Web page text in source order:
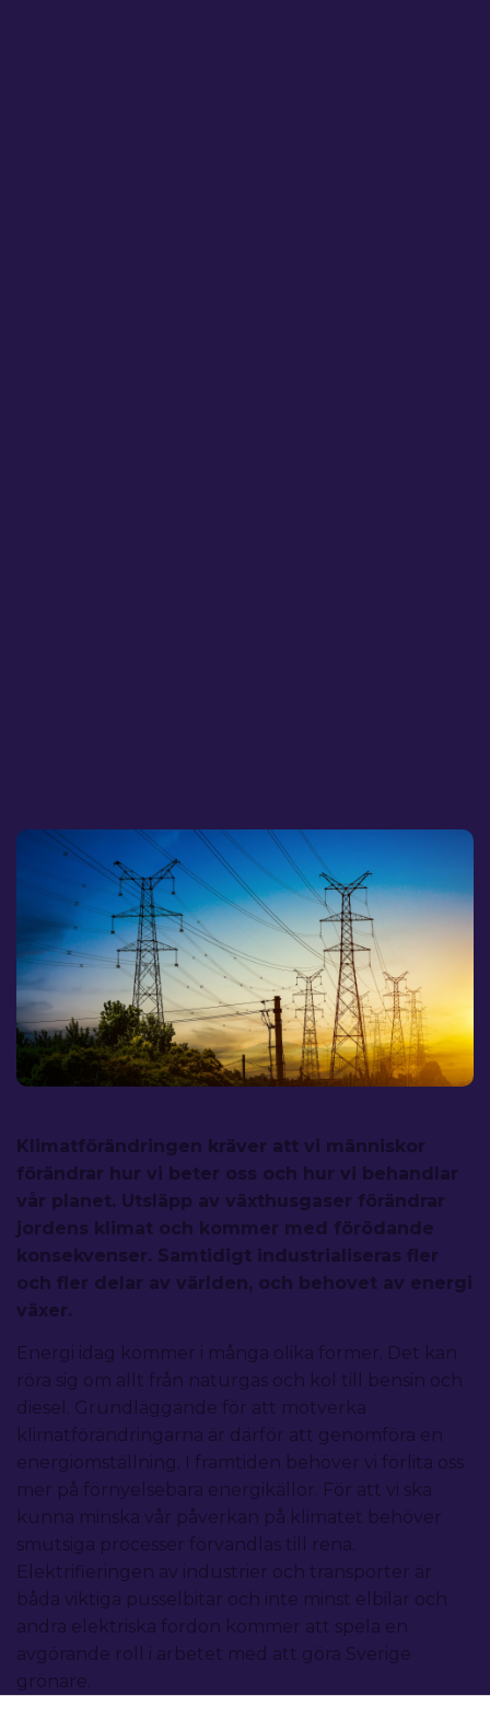
Elbristen i Sverige
Klimatförändringen kräver att vi människor
förändrar hur vi beter oss och hur vi behandlar
vår planet. Utsläpp av växthusgaser förändrar
jordens klimat och kommer med förödande
konsekvenser. Samtidigt industrialiseras fler
och fler delar av världen, och behovet av energi
växer.
Energi idag kommer i många olika former. Det kan
röra sig om allt från naturgas och kol till bensin och
diesel. Grundläggande för att motverka
klimatförändringarna är därför att genomföra en
energiomställning. I framtiden behöver vi förlita oss
mer på förnyelsebara energikällor. För att vi ska
kunna minska vår påverkan på klimatet behöver
smutsiga processer förvandlas till rena.
Elektrifieringen av industrier och transporter är
båda viktiga pusselbitar och inte minst elbilar och
andra elektriska fordon kommer att spela en
avgörande roll i arbetet med att göra Sverige
grönare.